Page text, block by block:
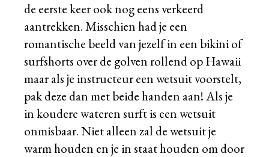
de eerste keer ook nog eens verkeerd
aantrekken. Misschien had je een
romantische beeld van jezelf in een bikini of
surfshorts over de golven rollend op Hawaii
maar als je instructeur een wetsuit voorstelt,
pak deze dan met beide handen aan! Als je
in koudere wateren surft is een wetsuit
onmisbaar. Niet alleen zal de wetsuit je
warm houden en je in staat houden om door